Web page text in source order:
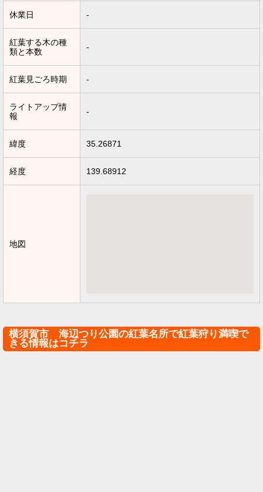
休業日 -
紅葉する木の種
類と本数
-
紅葉見ごろ時期 -
ライトアップ情
報
-
緯度 35.26871
経度 139.68912
地図
横須賀市 海辺つり公園の紅葉名所で紅葉狩り満喫で
きる情報はコチラ